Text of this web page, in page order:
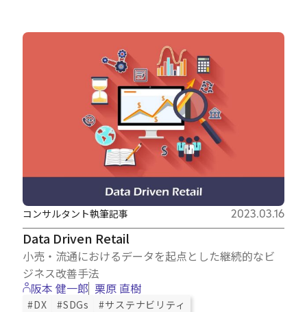
Data Driven Retail
小売・流通におけるデータを起点とした継続的なビ
ジネス改善手法
コンサルタント執筆記事 2023.03.16
阪本 健一郎 栗原 直樹
#DX #SDGs
#サステナビリティ